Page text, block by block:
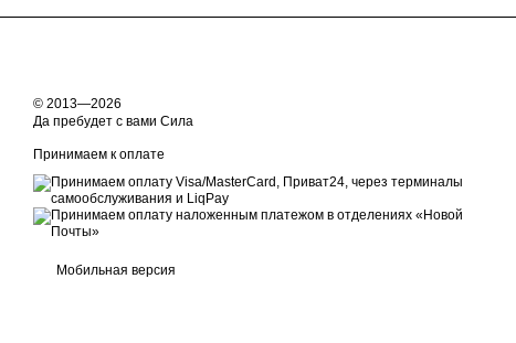
© 2013—2026
Да пребудет с вами Сила
Принимаем к оплате
Мобильная версия